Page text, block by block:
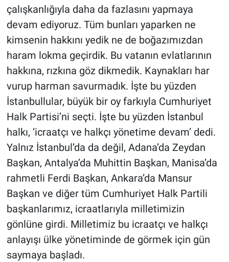
çalışkanlığıyla daha da fazlasını yapmaya
devam ediyoruz. Tüm bunları yaparken ne
kimsenin hakkını yedik ne de boğazımızdan
haram lokma geçirdik. Bu vatanın evlatlarının
hakkına, rızkına göz dikmedik. Kaynakları har
vurup harman savurmadık. İşte bu yüzden
İstanbullular, büyük bir oy farkıyla Cumhuriyet
Halk Partisi’ni seçti. İşte bu yüzden İstanbul
halkı, ‘icraatçı ve halkçı yönetime devam’ dedi.
Yalnız İstanbul’da da değil, Adana’da Zeydan
Başkan, Antalya’da Muhittin Başkan, Manisa’da
rahmetli Ferdi Başkan, Ankara’da Mansur
Başkan ve diğer tüm Cumhuriyet Halk Partili
başkanlarımız, icraatlarıyla milletimizin
gönlüne girdi. Milletimiz bu icraatçı ve halkçı
anlayışı ülke yönetiminde de görmek için gün
saymaya başladı.